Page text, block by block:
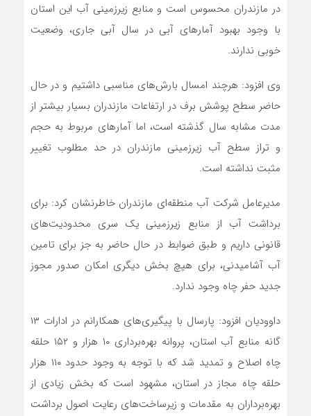
در مازندران محسوس است و منابع زیرزمینی آب این استان
با وجود بهبود آمارهای آبی در سال آبی جاری، وضعیت
خوبی ندارند.
وی افزود: هرچند امسال بارش‌های مناسبی داشتیم و در حال
حاضر سطح پوشش برف در ارتفاعات مازندران بسیار بیشتر از
مدت مشابه سال گذشته است، اما آمارهای مربوط به حجم
و تراز سطح آب زیرزمینی مازندران در حد مطلوب تغییر
مثبت نداشته است.
مدیرعامل شرکت آب منطقه‌ای مازندران خاطرنشان کرد: برای
برداشت آب از منابع زیرزمینی یک سری محدودیت‌های
قانونی داریم و طبق ضوابط در حال حاضر به جز برای تامین
آب آشامیدنی، برای هیچ بخش دیگری امکان صدور مجوز
جدید حفر چاه وجود ندارد.
داوودیان افزود: پارسال با پیگیری‌های همکارانم در ادارات ۱۳
گانه منابع آب استان، پروانه بهره‌برداری ۱۰ هزار و ۱۵۲ حلقه
چاه اصلاح و تمدید شد که با توجه به وجود حدود ۱۱۰ هزار
حلقه چاه مجاز در استان، مشهود است که بخش زیادی از
بهره‌برداران به مقدمات و زیرساخت‌های رعایت اصول برداشت